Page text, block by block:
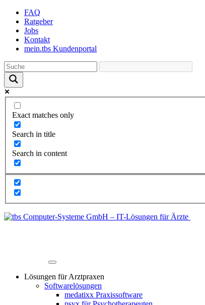
Skip
content
FAQ
Ratgeber
Jobs
Kontakt
mein.tbs Kundenportal
Exact matches only
Search in title
Search in content
Lösungen für Arztpraxen
Softwarelösungen
medatixx Praxissoftware